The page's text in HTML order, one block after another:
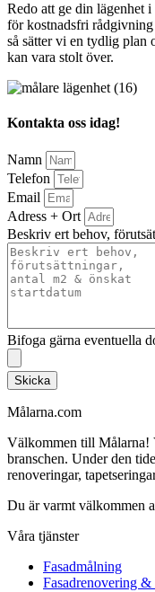
Redo att ge din lägenhet
för kostnadsfri
så sätter vi en tydlig plan
kan vara stolt över.
Kontakta oss idag!
Namn
Telefon
Email
Adress + Ort
Beskriv ert behov,
Bifoga gärna eventuella
Skicka
Målarna.com
Välkommen till Målarna!
branschen. Under den
renoveringar,
Du är varmt välkommen
Våra tjänster
Fasadmålning
Fasadrenovering &